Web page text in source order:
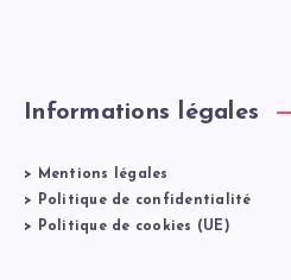
Informations légales
>
Mentions légales
>
Politique de confidentialité
>
Politique de cookies (UE)